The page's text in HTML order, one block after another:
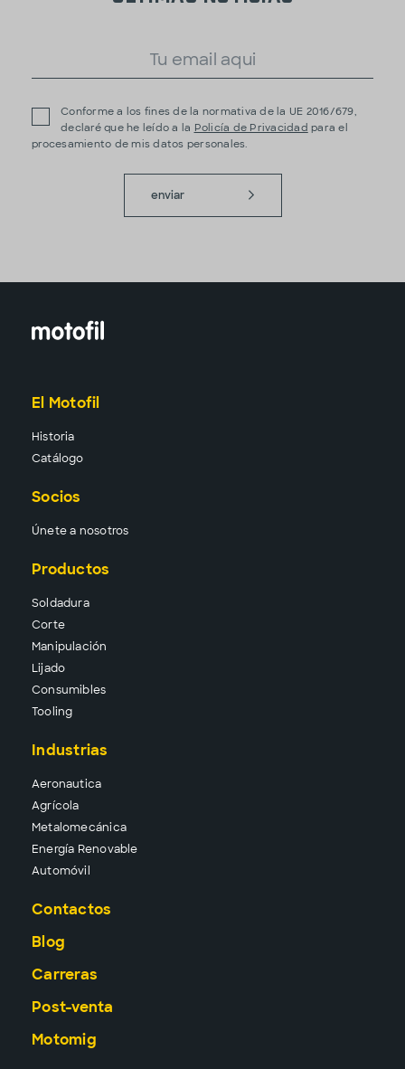
Conforme a los fines de la normativa de la UE 2016/679,
declaré que he leído a la Policía de Privacidad para el
procesamiento de mis datos personales.
enviar
El Motofil
Historia
Catálogo
Socios
Únete a nosotros
Productos
Soldadura
Corte
Manipu lación
Lijado
Consumibles
Tool ing
Industrias
Aeronautica
Agrícola
Metalomecánica
Energía Renovable
Automóvil
Contactos
Blog
Carreras
Post-venta
Motomig